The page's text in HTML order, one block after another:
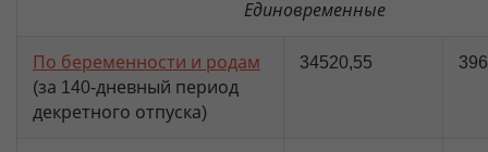
Единовременные
По беременности и родам
(за 140-дневный период
декретного отпуска)
34520,55